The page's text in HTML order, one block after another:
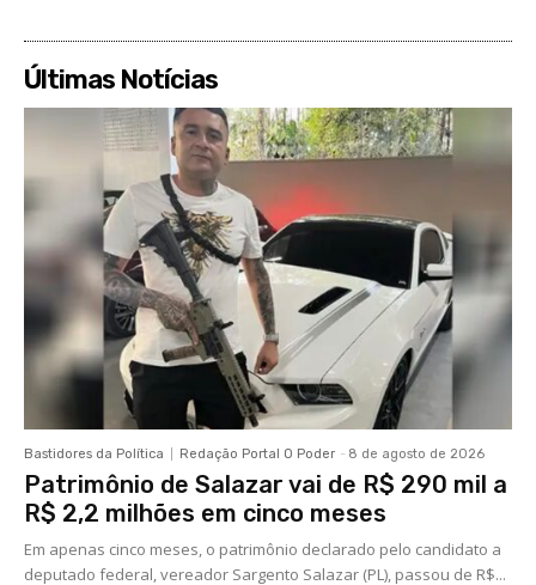
Últimas Notícias
Bastidores da Política Redação Portal O Poder - 8 de agosto de 2026
Patrimônio de Salazar vai de R$ 290 mil a
R$ 2,2 milhões em cinco meses
Em apenas cinco meses, o patrimônio declarado pelo candidato a
deputado federal, vereador Sargento Salazar (PL), passou de R$...